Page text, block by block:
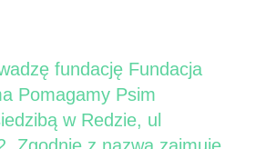
fundację Fundacja
Pomagamy Psim
w Redzie, ul
Zgodnie z nazwą zajmuję